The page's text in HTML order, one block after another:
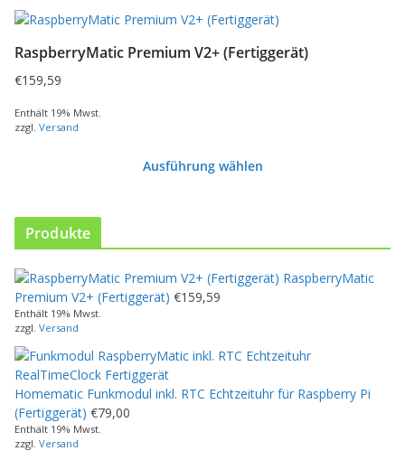
RaspberryMatic Premium V2+ (Fertiggerät)
€159,59
Enthält 19% Mwst.
zzgl. Versand
Ausführung wählen
D
e
s
s
P
t
w
e
i
s
m
e
h
r
e
Produkte
RaspberryMatic
Premium V2+ (Fertiggerät) €159,59
Enthält 19% Mwst.
zzgl. Versand
Homematic Funkmodul inkl. RTC Echtzeituhr für Raspberry Pi
(Fertiggerät) €79,00
Enthält 19% Mwst.
zzgl. Versand